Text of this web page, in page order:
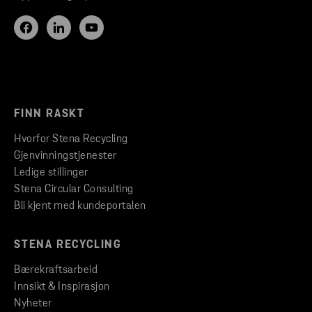
FINN RASKT
Hvorfor Stena Recycling
Gjenvinningstjenester
Ledige stillinger
Stena Circular Consulting
Bli kjent med kundeportalen
STENA RECYCLING
Bærekraftsarbeid
Innsikt & Inspirasjon
Nyheter